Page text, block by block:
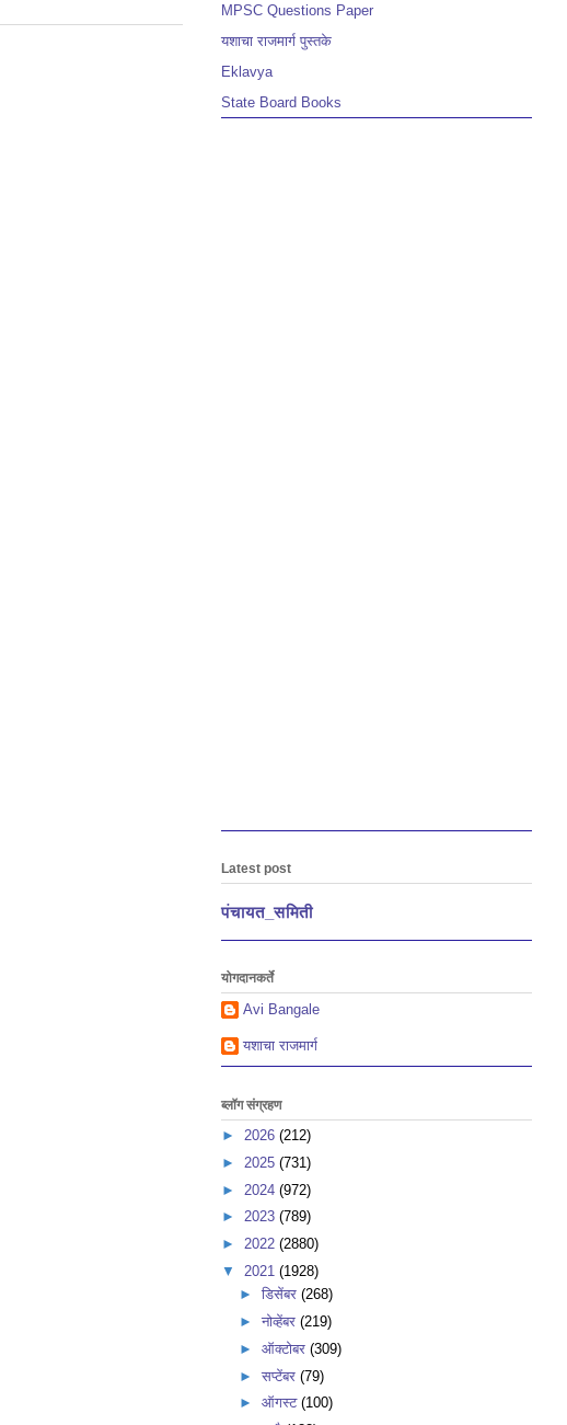
MPSC Questions Paper
यशाचा राजमार्ग पुस्तके
Eklavya
State Board Books
Latest post
पंचायत_समिती
योगदानकर्ते
Avi Bangale
यशाचा राजमार्ग
ब्लॉग संग्रहण
► 2026 (212)
► 2025 (731)
► 2024 (972)
► 2023 (789)
► 2022 (2880)
▼ 2021 (1928)
► डिसेंबर (268)
► नोव्हेंबर (219)
► ऑक्टोबर (309)
► सप्टेंबर (79)
► ऑगस्ट (100)